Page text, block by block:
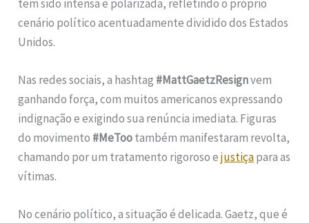
tem sido intensa e polarizada, refletindo o próprio
cenário político acentuadamente dividido dos Estados
Unidos.
Nas redes sociais, a hashtag #MattGaetzResignvem
ganhando força, com muitos americanos expressando
indignação e exigindo sua renúncia imediata. Figuras
do movimento #MeTootambém manifestaram revolta,
chamando por um tratamento rigoroso ejustiçapara as
vítimas.
No cenário político, a situação é delicada. Gaetz, que é